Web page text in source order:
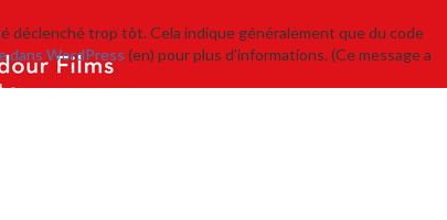
déclenché trop tôt. Cela indique généralement que du code
dans WordPress (en) pour plus d’informations. (Ce message a